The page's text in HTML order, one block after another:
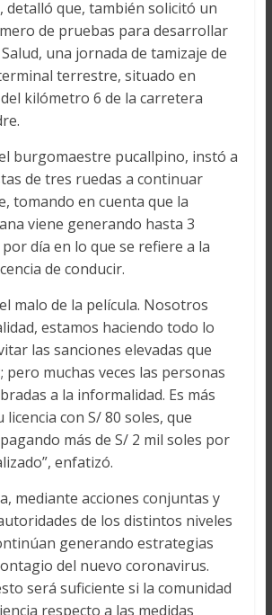
detalló que, también solicitó un
de pruebas para desarrollar
una jornada de tamizaje de
terrestre, situado en
kilómetro 6 de la carretera
burgomaestre pucallpino, instó a
de tres ruedas a continuar
tomando en cuenta que la
viene generando hasta 3
día en lo que se refiere a la
de conducir.
malo de la película. Nosotros
estamos haciendo todo lo
las sanciones elevadas que
pero muchas veces las personas
a la informalidad. Es más
con S/ 80 soles, que
más de S/ 2 mil soles por
enfatizó.
mediante acciones conjuntas y
de los distintos niveles
generando estrategias
del nuevo coronavirus.
será suficiente si la comunidad
respecto a las medidas